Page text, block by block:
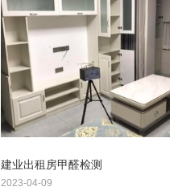
建业出租房甲醛检测
2023-04-09